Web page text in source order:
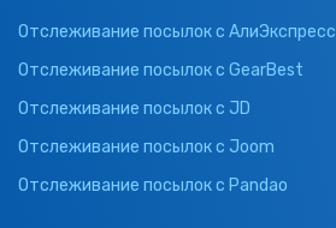
Отслеживание посылок с АлиЭкспресс
Отслеживание посылок с GearBest
Отслеживание посылок с JD
Отслеживание посылок с Joom
Отслеживание посылок с Pandao